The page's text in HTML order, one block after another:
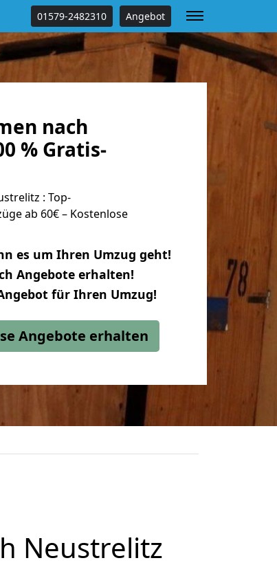
01579-2482310 Angebot
nach
% Gratis-
: Top-
ab 60€ – Kostenlose
es um Ihren Umzug geht!
Angebote erhalten!
für Ihren Umzug!
Angebote erhalten
Neustrelitz